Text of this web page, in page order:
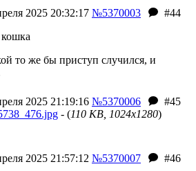
2025 20:32:17 №5370003
#44
то же бы приступ случился, и
2025 21:19:16 №5370006
#45
- (110 KB, 1024x1280)
2025 21:57:12 №5370007
#46